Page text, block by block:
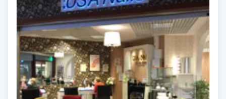
Cryoterapi
Damklippning
Dermapen